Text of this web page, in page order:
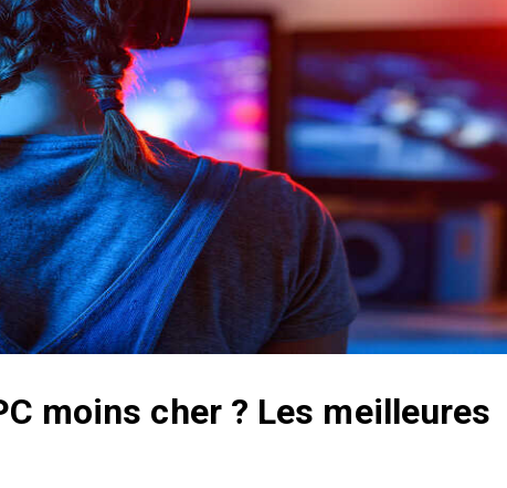
moins cher ? Les meilleures